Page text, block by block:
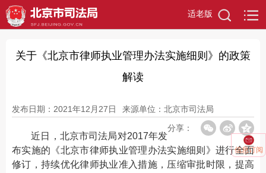
适老版
信息订阅
关于《北京市律师执业管理办法实施细则》的政策
解读
发布日期：2021年12月27日
来源单位：北京市司法局
分享：
近日，北京市司法局对2017年发
布实施的《北京市律师执业管理办法实施细则》进行全面
修订，持续优化律师执业准入措施，压缩审批时限，提高